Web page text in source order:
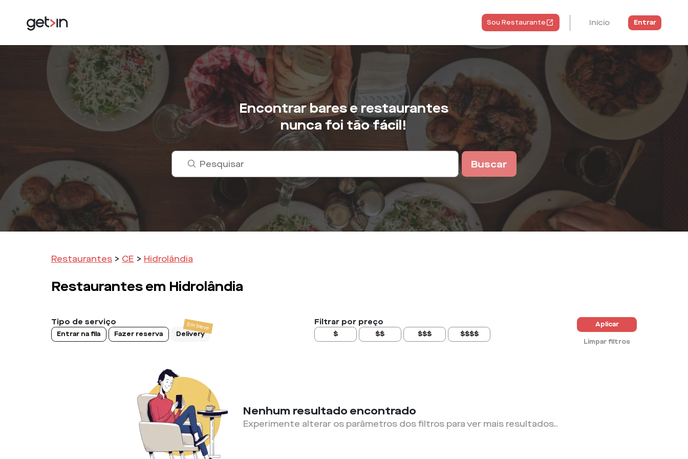
Sou Restaurante Início Entrar
Encontrar bares e restaurantes
nunca foi tão fácil!
Buscar
Restaurantes > CE > Hidrolândia
Restaurantes em Hidrolândia
Tipo de serviço
Entrar na fila Fazer reserva Delivery
Filtrar por preço
$ $$ $$$ $$$$
Aplicar
Limpar filtros
Nenhum resultado encontrado
Experimente alterar os parâmetros dos filtros para ver mais resultados..